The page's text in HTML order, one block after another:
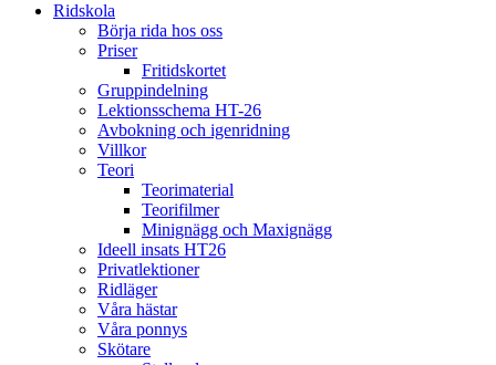
Ridskola
Börja rida hos oss
Priser
Fritidskortet
Gruppindelning
Lektionsschema HT-26
Avbokning och igenridning
Villkor
Teori
Teorimaterial
Teorifilmer
Minignägg och Maxignägg
Ideell insats HT26
Privatlektioner
Ridläger
Våra hästar
Våra ponnys
Skötare